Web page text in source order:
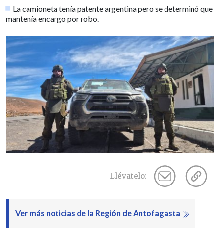
La camioneta tenía patente argentina pero se determinó que
mantenía encargo por robo.
Llévatelo:
Ver más noticias de la Región de Antofagasta